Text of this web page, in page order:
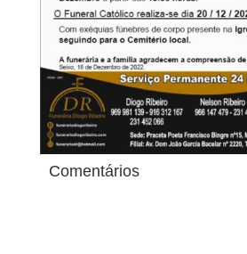
Comentários